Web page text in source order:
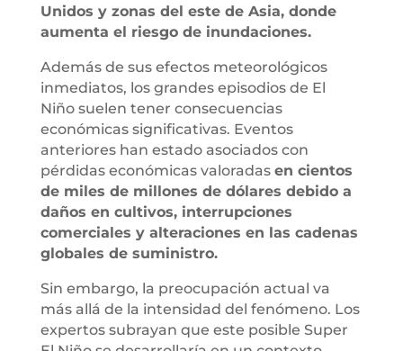
Unidos y zonas del este de Asia, donde
aumenta el riesgo de inundaciones.
Además de sus efectos meteorológicos
inmediatos, los grandes episodios de El
Niño suelen tener consecuencias
económicas significativas. Eventos
anteriores han estado asociados con
pérdidas económicas valoradas en cientos
de miles de millones de dólares debido a
daños en cultivos, interrupciones
comerciales y alteraciones en las cadenas
globales de suministro.
Sin embargo, la preocupación actual va
más allá de la intensidad del fenómeno. Los
expertos subrayan que este posible Super